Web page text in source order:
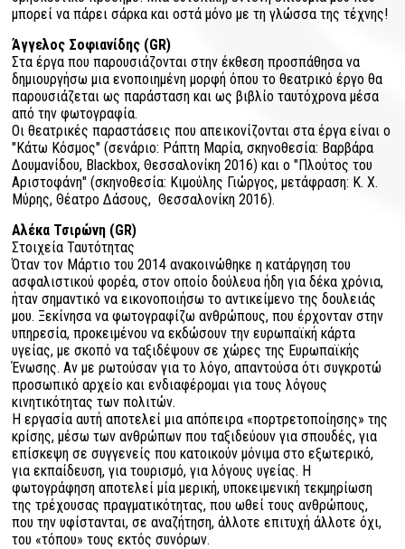
μπορεί να πάρει σάρκα και οστά μόνο με τη γλώσσα της τέχνης!
Άγγελος Σοφιανίδης (GR)
Στα έργα που παρουσιάζονται στην έκθεση προσπάθησα να
δημιουργήσω μια ενοποιημένη μορφή όπου το θεατρικό έργο θα
παρουσιάζεται ως παράσταση και ως βιβλίο ταυτόχρονα μέσα
από την φωτογραφία.
Οι θεατρικές παραστάσεις που απεικονίζονται στα έργα είναι ο
"Κάτω Κόσμος" (σενάριο: Ράπτη Μαρία, σκηνοθεσία: Βαρβάρα
Δουμανίδου, Blackbox, Θεσσαλονίκη 2016) και ο "Πλούτος του
Αριστοφάνη" (σκηνοθεσία: Κιμούλης Γιώργος, μετάφραση: Κ. Χ.
Μύρης, Θέατρο Δάσους, Θεσσαλονίκη 2016).
Αλέκα Τσιρώνη (GR)
Στοιχεία Ταυτότητας
Όταν τον Μάρτιο του 2014 ανακοινώθηκε η κατάργηση του
ασφαλιστικού φορέα, στον οποίο δούλευα ήδη για δέκα χρόνια,
ήταν σημαντικό να εικονοποιήσω το αντικείμενο της δουλειάς
μου. Ξεκίνησα να φωτογραφίζω ανθρώπους, που έρχονταν στην
υπηρεσία, προκειμένου να εκδώσουν την ευρωπαϊκή κάρτα
υγείας, με σκοπό να ταξιδέψουν σε χώρες της Ευρωπαϊκής
Ένωσης. Αν με ρωτούσαν για το λόγο, απαντούσα ότι συγκροτώ
προσωπικό αρχείο και ενδιαφέρομαι για τους λόγους
κινητικότητας των πολιτών.
Η εργασία αυτή αποτελεί μια απόπειρα «πορτρετοποίησης» της
κρίσης, μέσω των ανθρώπων που ταξιδεύουν για σπουδές, για
επίσκεψη σε συγγενείς που κατοικούν μόνιμα στο εξωτερικό,
για εκπαίδευση, για τουρισμό, για λόγους υγείας. Η
φωτογράφηση αποτελεί μία μερική, υποκειμενική τεκμηρίωση
της τρέχουσας πραγματικότητας, που ωθεί τους ανθρώπους,
που την υφίστανται, σε αναζήτηση, άλλοτε επιτυχή άλλοτε όχι,
του «τόπου» τους εκτός συνόρων.